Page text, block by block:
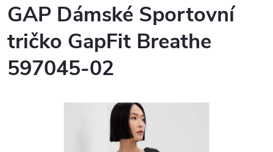
GAP Dámské Sportovní
tričko GapFit Breathe
597045-02